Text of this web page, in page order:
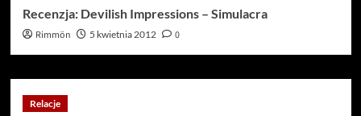
Recenzja: Devilish Impressions – Simulacra
Rimmön 5 kwietnia 2012 0
Relacje